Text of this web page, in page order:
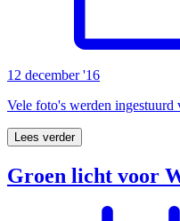
12 december '16
Vele foto's werden ingestuurd
Lees verder
Groen licht voor